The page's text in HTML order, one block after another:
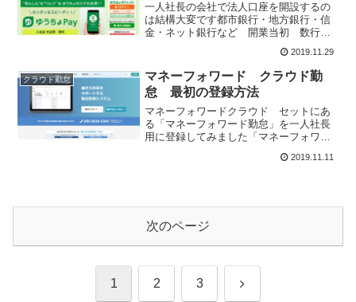
一人社長の会社で法人口座を開設するの
は結構大変です都市銀行・地方銀行・信
金・ネット銀行など 開業当初 数行に
口座開設の資料を送付してみましたが却
下されてしまいました。私の場合にネッ
クとなったのは、バーチャルオフィスで
本社登記を現住所と違う都...
2019.11.29
クラウド勤怠
マネーフォワード クラウド勤
怠 最初の登録方法
マネーフォワードクラウド セットにあ
る「マネーフォワード勤怠」を一人社長
用に登録してみました「マネーフォワー
間がかかります他ののマネーフォワード
2019.11.11
次のページ
1 2 3 次